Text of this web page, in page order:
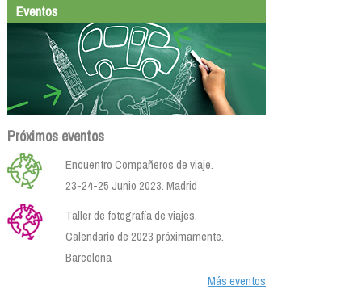
Eventos
Próximos eventos
Encuentro Compañeros de viaje.
23-24-25 Junio 2023. Madrid
Taller de fotografía de viajes.
Calendario de 2023 próximamente.
Barcelona
Más eventos